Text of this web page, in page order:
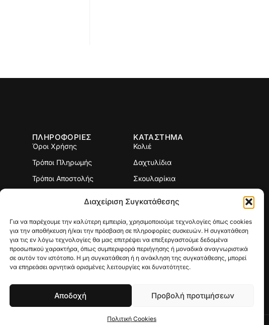
Διαχείριση Συγκατάθεσης
Για να παρέχουμε την καλύτερη εμπειρία, χρησιμοποιούμε τεχνολογίες όπως cookies
για την αποθήκευση ή/και την πρόσβαση σε πληροφορίες συσκευών. Η συγκατάθεση
για τις εν λόγω τεχνολογίες θα μας επιτρέψει να επεξεργαστούμε δεδομένα
προσωπικού χαρακτήρα, όπως συμπεριφορά περιήγησης ή μοναδικά αναγνωριστικά
σε αυτόν τον ιστότοπο. Η μη συγκατάθεση ή η ανάκληση της συγκατάθεσης, μπορεί
να επηρεάσει αρνητικά ορισμένες λειτουργίες και δυνατότητες.
Αποδοχή Προβολή προτιμήσεων
Πολιτική Cookies
ΠΛΗΡΟΦΟΡΙΕΣ
Όροι Χρήσης
Τρόποι Πληρωμής
Τρόποι Αποστολής
ΚΑΤΑΣΤΗΜΑ
Κολιέ
Δαχτυλίδια
Σκουλαρίκια
Βέρες
Custom Made
Γούρια